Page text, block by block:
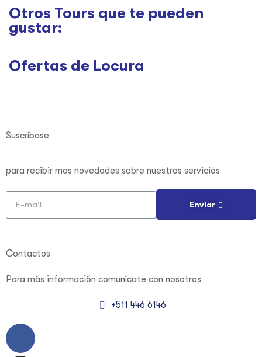
Otros Tours que te pueden
gustar:​
Ofertas de Locura
Suscríbase
para recibir mas novedades sobre nuestros servicios
Enviar
Contactos
Para más información comunícate con nosotros
+511 446 6146